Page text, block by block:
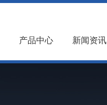
产品中心 新闻资讯